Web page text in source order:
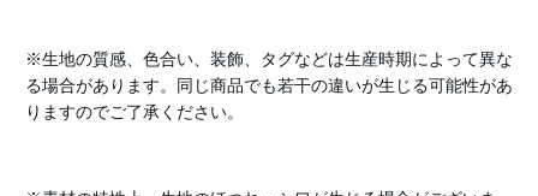
※生地の質感、色合い、装飾、タグなどは生産時期によって異な
る場合があります。同じ商品でも若干の違いが生じる可能性があ
りますのでご了承ください。